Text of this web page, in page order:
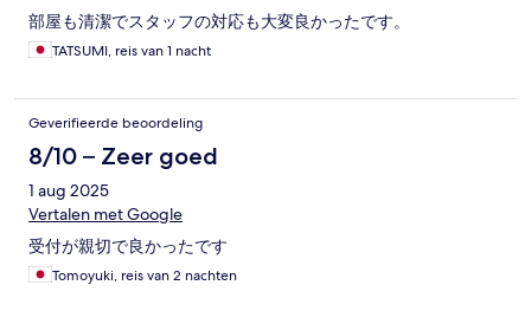
部屋も清潔でスタッフの対応も大変良かったです。
TATSUMI, reis van 1 nacht
Geverifieerde beoordeling
8/10 – Zeer goed
1 aug 2025
Vertalen met Google
受付が親切で良かったです
Tomoyuki, reis van 2 nachten